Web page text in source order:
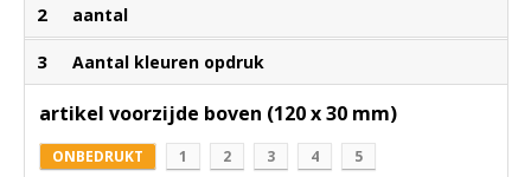
2 aantal
3 Aantal kleuren opdruk
artikel voorzijde boven (120 x 30 mm)
ONBEDRUKT 1 2 3 4 5